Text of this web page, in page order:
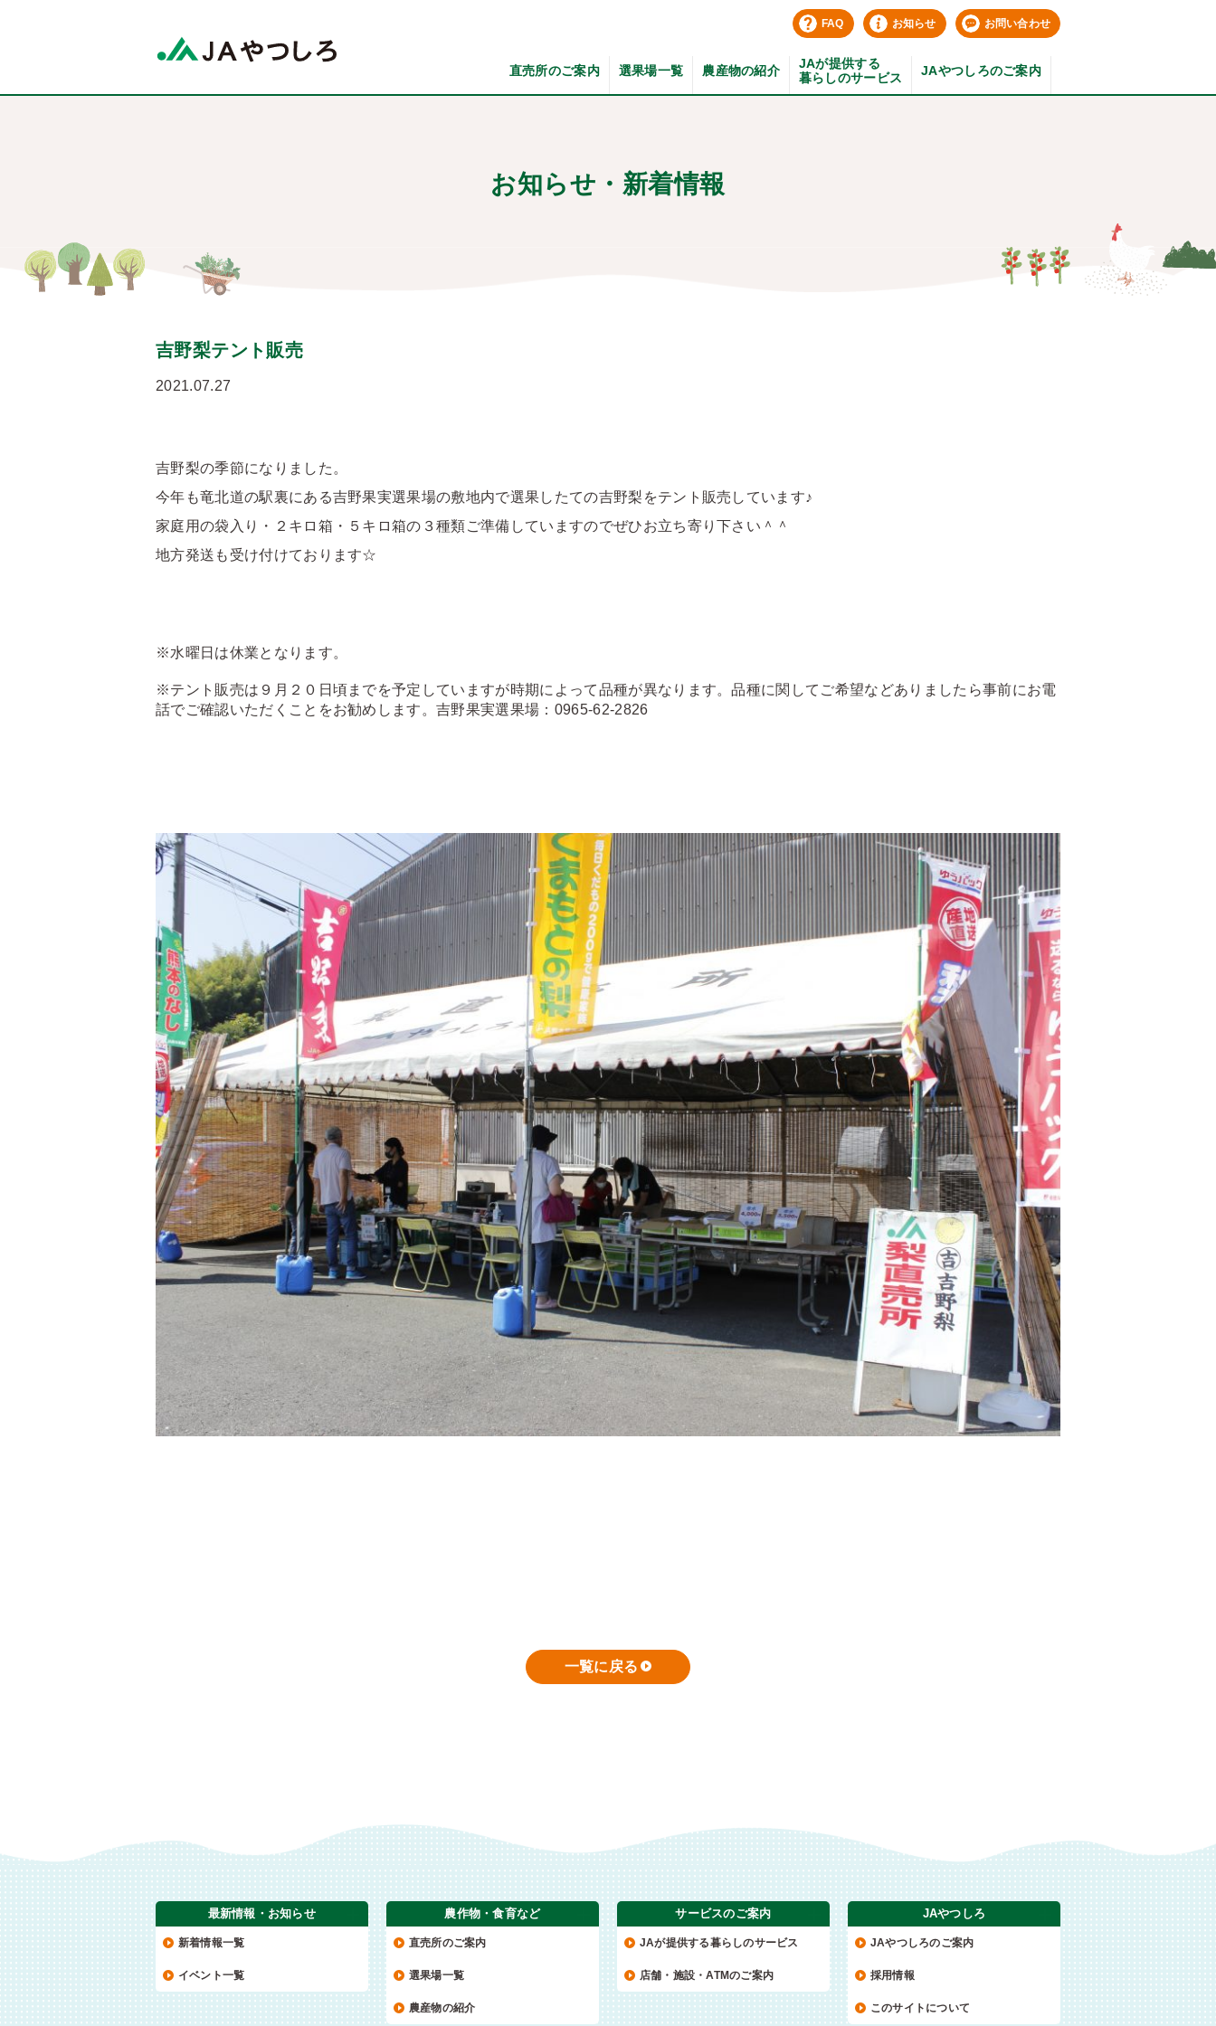
FAQ お知らせ お問い合わせ
直売所のご案内 選果場一覧 農産物の紹介
JAが提供する
暮らしのサービス
JAやつしろのご案内
お知らせ・新着情報
吉野梨テント販売
2021.07.27
吉野梨の季節になりました。
今年も竜北道の駅裏にある吉野果実選果場の敷地内で選果したての吉野梨をテント販売しています♪
家庭用の袋入り・２キロ箱・５キロ箱の３種類ご準備していますのでぜひお立ち寄り下さい＾＾
地方発送も受け付けております☆
※水曜日は休業となります。
※テント販売は９月２０日頃までを予定していますが時期によって品種が異なります。品種に関してご希望などありましたら事前にお電
話でご確認いただくことをお勧めします。吉野果実選果場：0965-62-2826
一覧に戻る
最新情報・お知らせ
新着情報一覧
イベント一覧
農作物・食育など
直売所のご案内
選果場一覧
農産物の紹介
サービスのご案内
JAが提供する暮らしのサービス
店舗・施設・ATMのご案内
JAやつしろ
JAやつしろのご案内
採用情報
このサイトについて